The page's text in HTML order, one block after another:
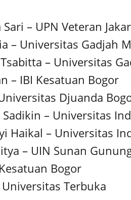
– UPN Veteran
– Universitas Gadjah
– Universitas
– IBI Kesatuan Bogor
Djuanda
– Universitas
Haikal – Universitas
– UIN Sunan
Bogor
Terbuka